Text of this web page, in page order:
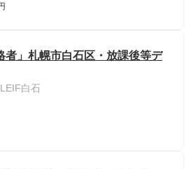
者」札幌市白石区・放課後等デ
白石